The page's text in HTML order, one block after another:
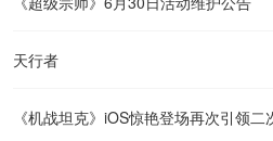
天行者
《机战坦克》iOS惊艳登场再次引领二